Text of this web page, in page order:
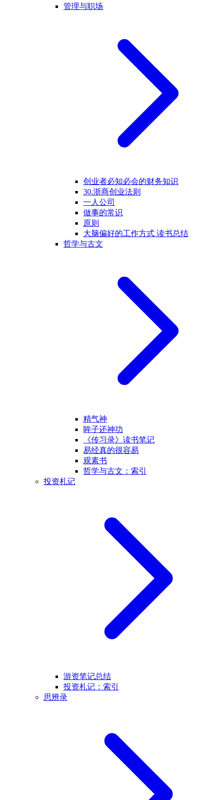
管理与职场
创业者必知必会的财务知识
30.浙商创业法则
一人公司
做事的常识
原则
大脑偏好的工作方式 读书总结
哲学与古文
精气神
眸子还神功
《传习录》读书笔记
易经真的很容易
观素书
哲学与古文：索引
投资札记
游资笔记总结
投资札记：索引
思辨录